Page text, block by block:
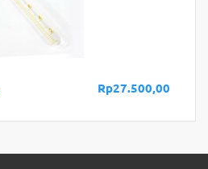
Rp27.500,00